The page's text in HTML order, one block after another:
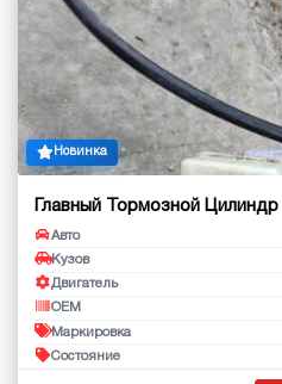
Новинка
Главный Тормозной Цилиндр
Авто
Кузов
Двигатель
OEM
Маркировка
Состояние